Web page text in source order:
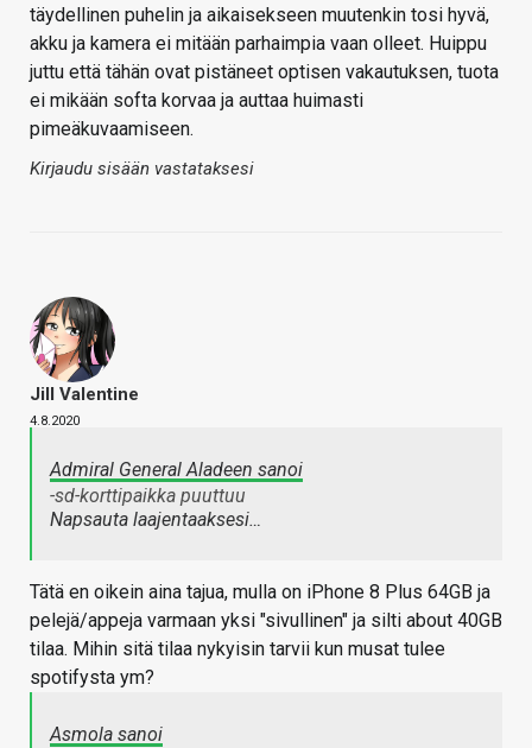
täydellinen puhelin ja aikaisekseen muutenkin tosi hyvä,
akku ja kamera ei mitään parhaimpia vaan olleet. Huippu
juttu että tähän ovat pistäneet optisen vakautuksen, tuota
ei mikään softa korvaa ja auttaa huimasti
pimeäkuvaamiseen.
Kirjaudu sisään vastataksesi
Jill Valentine
4.8.2020
Admiral General Aladeen sanoi
-sd-korttipaikka puuttuu
Napsauta laajentaaksesi…
Tätä en oikein aina tajua, mulla on iPhone 8 Plus 64GB ja
pelejä/appeja varmaan yksi "sivullinen" ja silti about 40GB
tilaa. Mihin sitä tilaa nykyisin tarvii kun musat tulee
spotifysta ym?
Asmola sanoi